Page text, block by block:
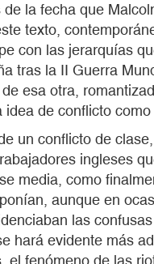
la fecha que
texto,
con las jerarquías
tras la II Guerra
esa otra,
de conflicto
un conflicto de
ingleses
media, como
aunque en
las
hará evidente más
el fenómeno de las